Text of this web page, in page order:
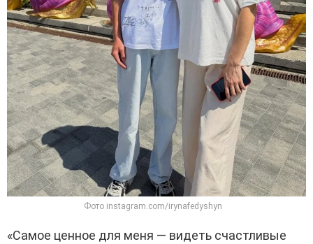
Фото instagram.com/irynafedyshyn
«Самое ценное для меня — видеть счастливые